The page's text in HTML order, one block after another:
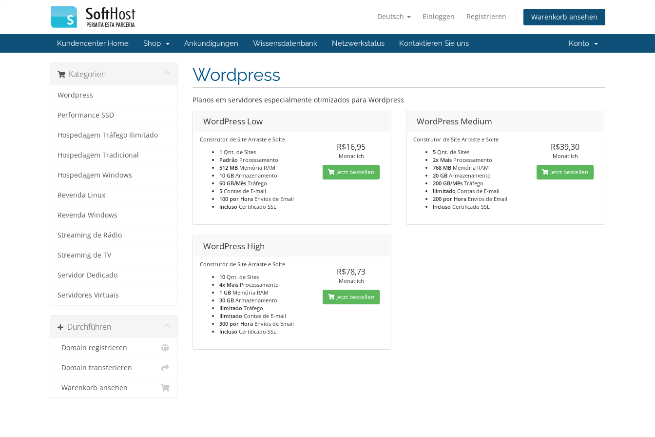
Deutsch Einloggen Registrieren Warenkorb ansehen
Kundencenter Home Shop Ankündigungen Wissensdatenbank Netzwerkstatus Kontaktieren Sie uns Konto
Kategorien
Wordpress
Performance SSD
Hospedagem Tráfego Ilimitado
Hospedagem Tradicional
Hospedagem Windows
Revenda Linux
Revenda Windows
Streaming de Rádio
Streaming de TV
Servidor Dedicado
Servidores Virtuais
Durchführen
Domain registrieren
Domain transferieren
Warenkorb ansehen
Wordpress
Planos em servidores especialmente otimizados para Wordpress
WordPress Low
Construtor de Site Arraste e Solte
1 Qnt. de Sites
PadrãoProcessamento
512 MBMemória RAM
10 GBArmazenamento
60 GB/MêsTráfego
5Contas de E-mail
100 por HoraEnvios de Email
InclusoCertificado SSL
R$16,95
Monatlich
Jetzt bestellen
WordPress Medium
Construtor de Site Arraste e Solte
5 Qnt. de Sites
2x Mais Processamento
768 MB Memória RAM
20 GB Armazenamento
200 GB/Mês Tráfego
Ilimitado Contas de E-mail
200 por Hora Envios de Email
Incluso Certificado SSL
R$39,30
Monatlich
Jetzt bestellen
WordPress High
Construtor de Site Arraste e Solte
10Qnt. de Sites
4x MaisProcessamento
1 GBMemória RAM
30 GBArmazenamento
IlimitadoTráfego
IlimitadoContas de E-mail
300 por HoraEnvios de Email
InclusoCertificado SSL
R$78,73
Monatlich
Jetzt bestellen